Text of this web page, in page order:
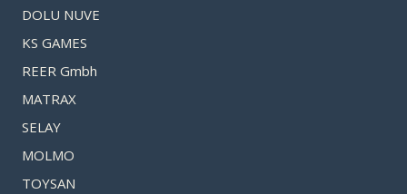
DOLU NUVE
KS GAMES
REER Gmbh
MATRAX
SELAY
MOLMO
TOYSAN